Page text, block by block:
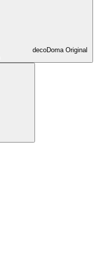
decoDoma Original